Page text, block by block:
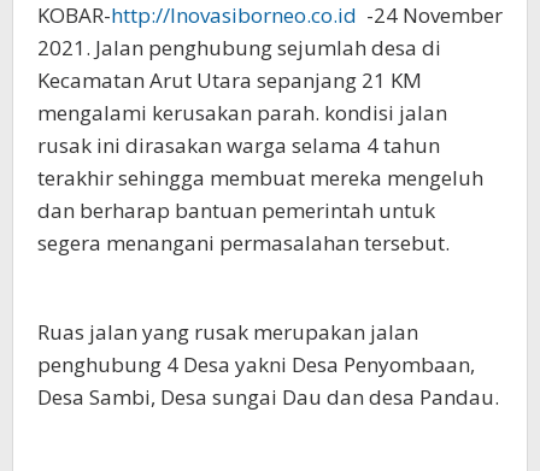
KOBAR-http://Inovasiborneo.co.id -24 November
2021. Jalan penghubung sejumlah desa di
Kecamatan Arut Utara sepanjang 21 KM
mengalami kerusakan parah. kondisi jalan
rusak ini dirasakan warga selama 4 tahun
terakhir sehingga membuat mereka mengeluh
dan berharap bantuan pemerintah untuk
segera menangani permasalahan tersebut.
Ruas jalan yang rusak merupakan jalan
penghubung 4 Desa yakni Desa Penyombaan,
Desa Sambi, Desa sungai Dau dan desa Pandau.